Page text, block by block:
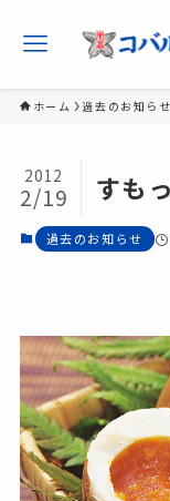
ホーム 過去のお知らせ
すも
2012
2/19
過去のお知らせ